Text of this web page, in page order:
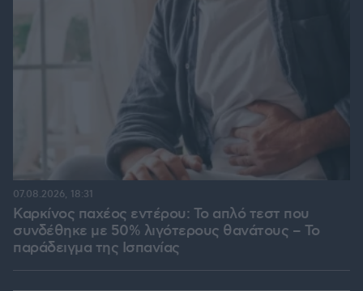
Καρκίνος παχέος εντέρου: Το απλό τεστ που
συνδέθηκε με 50% λιγότερους θανάτους – Το
παράδειγμα της Ισπανίας
07.08.2026, 18:31